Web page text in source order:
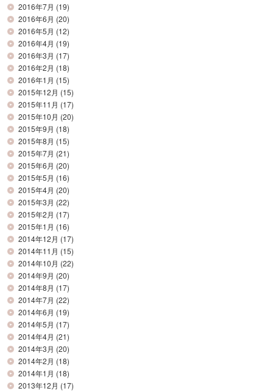
2016年7月 (19)
2016年6月 (20)
2016年5月 (12)
2016年4月 (19)
2016年3月 (17)
2016年2月 (18)
2016年1月 (15)
2015年12月 (15)
2015年11月 (17)
2015年10月 (20)
2015年9月 (18)
2015年8月 (15)
2015年7月 (21)
2015年6月 (20)
2015年5月 (16)
2015年4月 (20)
2015年3月 (22)
2015年2月 (17)
2015年1月 (16)
2014年12月 (17)
2014年11月 (15)
2014年10月 (22)
2014年9月 (20)
2014年8月 (17)
2014年7月 (22)
2014年6月 (19)
2014年5月 (17)
2014年4月 (21)
2014年3月 (20)
2014年2月 (18)
2014年1月 (18)
2013年12月 (17)